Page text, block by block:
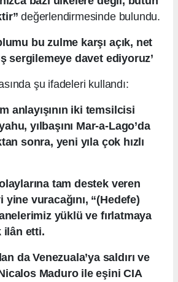
değerlendirmesinde bulundu.
bu zulme karşı açık, net
sergilemeye davet ediyoruz’
şu ifadeleri kullandı:
anlayışının iki temsilcisi
yılbaşını Mar-a-Lago’da
sonra, yeni yıla çok hızlı
tam destek veren
vuracağını, “(Hedefe)
yüklü ve fırlatmaya
ilân etti.
da Venezuala’ya saldırı ve
Maduro ile eşini CIA